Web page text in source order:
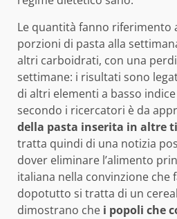
Le quantità fanno riferimento
porzioni di pasta alla
altri carboidrati, con una
settimane: i risultati sono
di altri elementi a basso
secondo i ricercatori è da
della pasta inserita in altre
tratta quindi di una notizia
dover eliminare l’alimento
italiana nella convinzione che
dopotutto si tratta di un
dimostrano che i popoli che